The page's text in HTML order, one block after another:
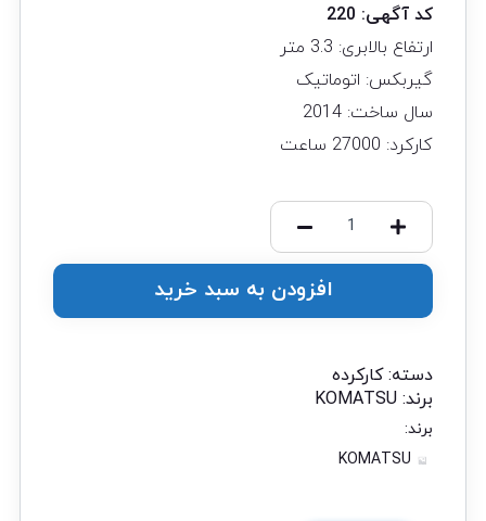
کد آگهی: 220
ارتفاع بالابری: 3.3 متر
گیربکس: اتوماتیک
سال ساخت: 2014
کارکرد: 27000 ساعت
افزودن به سبد خرید
دسته:کارکرده
برند: KOMATSU
برند:
KOMATSU